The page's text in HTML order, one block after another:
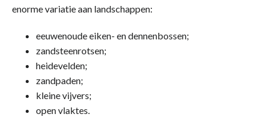
enorme variatie aan landschappen:
eeuwenoude eiken- en dennenbossen;
zandsteenrotsen;
heidevelden;
zandpaden;
kleine vijvers;
open vlaktes.